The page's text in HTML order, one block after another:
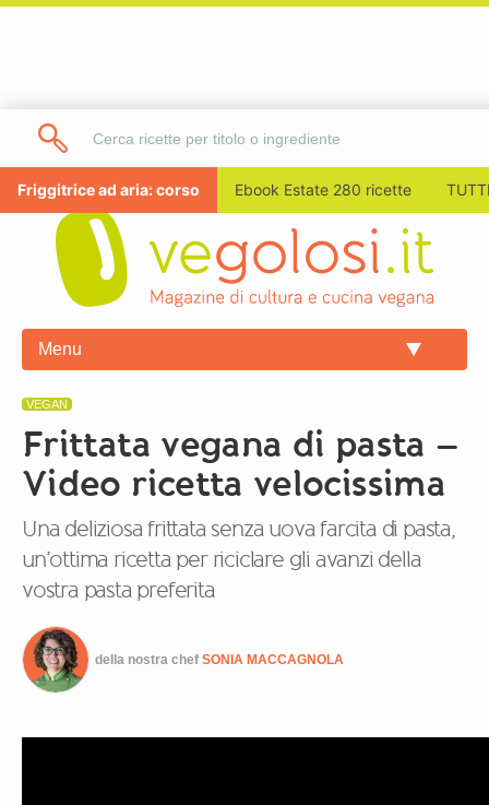
Friggitrice ad aria: corso Ebook Estate 280 ricette
Menu
VEGAN
Frittata vegana di pasta –
Video ricetta velocissima
Una deliziosa frittata senza uova farcita di pasta,
un’ottima ricetta per riciclare gli avanzi della
vostra pasta preferita
della nostra chef SONIA MACCAGNOLA